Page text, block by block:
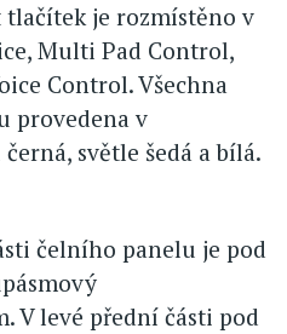
je rozmístěno v
Multi Pad Control,
Control. Všechna
provedena v
světle šedá a bílá.
čelního panelu je pod
V levé přední části pod